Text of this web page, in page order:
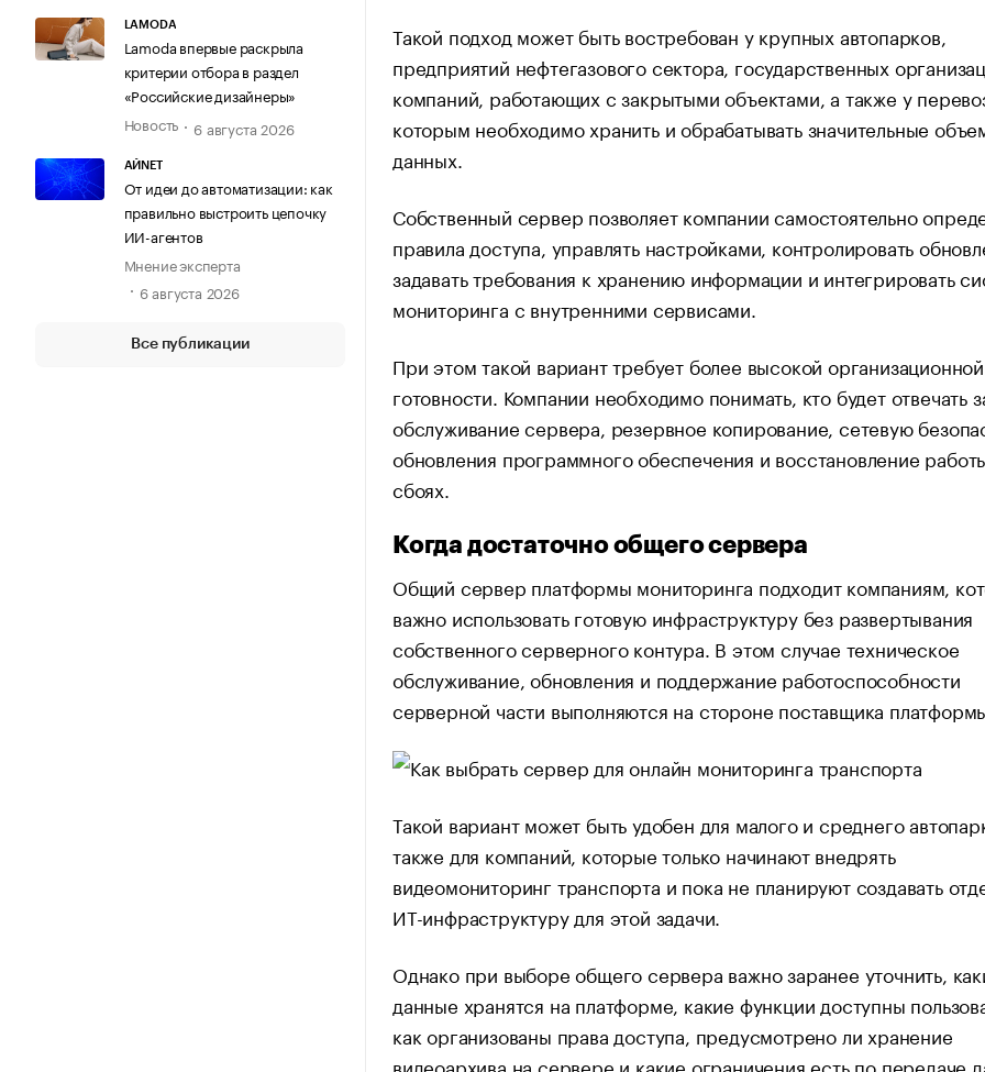
LAMODA
Lamoda впервые раскрыла
критерии отбора в раздел
«Российские дизайнеры»
Новость
6 августа 2026
АЙNET
От идеи до автоматизации: как
правильно выстроить цепочку
ИИ-агентов
Мнение эксперта
6 августа 2026
Все публикации
Такой подход может быть востребован у крупных автопарков,
предприятий нефтегазового сектора, государственных
компаний, работающих с закрытыми объектами, а также у
которым необходимо хранить и обрабатывать значительные
данных.
Собственный сервер позволяет компании самостоятельно
правила доступа, управлять настройками, контролировать
задавать требования к хранению информации и интегрировать
мониторинга с внутренними сервисами.
При этом такой вариант требует более высокой организационной
готовности. Компании необходимо понимать, кто будет отвечать
обслуживание сервера, резервное копирование, сетевую
обновления программного обеспечения и восстановление
сбоях.
Когда достаточно общего сервера
Общий сервер платформы мониторинга подходит компаниям,
важно использовать готовую инфраструктуру без развертывания
собственного серверного контура. В этом случае техническое
обслуживание, обновления и поддержание работоспособности
серверной части выполняются на стороне поставщика
Такой вариант может быть удобен для малого и среднего
также для компаний, которые только начинают внедрять
видеомониторинг транспорта и пока не планируют создавать
ИТ-инфраструктуру для этой задачи.
Однако при выборе общего сервера важно заранее уточнить,
данные хранятся на платформе, какие функции доступны
как организованы права доступа, предусмотрено ли хранение
видеоархива на сервере и какие ограничения есть по передаче